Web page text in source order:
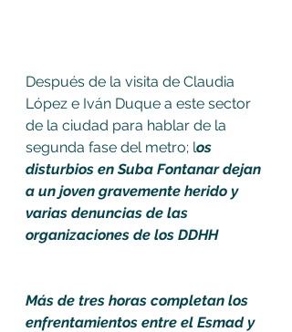
Después de la visita de Claudia
López e Iván Duque a este sector
de la ciudad para hablar de la
segunda fase del metro; los
disturbios en Suba Fontanar dejan
a un joven gravemente herido y
varias denuncias de las
organizaciones de los DDHH
Más de tres horas completan los
enfrentamientos entre el Esmad y